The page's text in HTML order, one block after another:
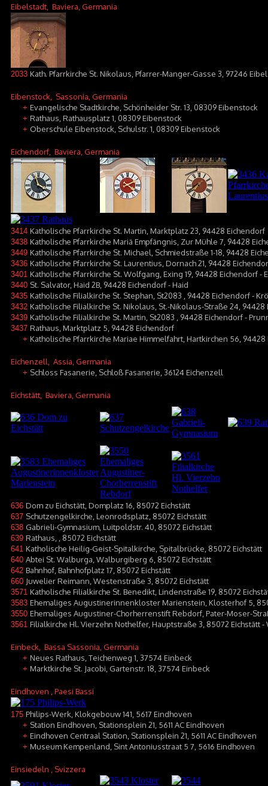
Eibelstadt , Baviera, Germania
2033 Kath. Pfarrkirche St. Nikolaus, Pfarrer-Manger-Gasse 3, 97246
Eibenstock , Sassonia, Germania
+ Evangelische Stadtkirche, Schönheider Str. 13, 08309 Eibenstock
+ Rathaus, Rathausplatz 1, 08309 Eibenstock
+ Oberschule Eibenstock, Schulstr. 1, 08309 Eibenstock
Eichendorf , Baviera, Germania
3414 Katholische Pfarrkirche St. Martin, Marktplatz 23, 94428 Eichendorf
3438 Katholische Pfarrkirche Mariä Empfängnis, Zur Mühle 7, 94428
3449 Katholische Pfarrkirche St. Michael, Schmiedstraße 1-18, 94428
3436 Katholische Pfarrkirche St. Laurentius, Dornach 21, 94428
3401 Katholische Pfarrkirche St. Wolfgang, Exing 19, 94428 Eichendorf -
3440 St. Salvator, Haid 2B, 94428 Eichendorf - Haid
3435 Katholische Filialkirche St. Stephan, St2083 , 94428 Eichendorf -
3432 Katholische Filialkirche St. Nikolaus, St.-Nikolaus-Straße 24,
3439 Katholische Filialkirche St. Martin, St2083 , 94428 Eichendorf -
3437 Rathaus, Marktplatz 5, 94428 Eichendorf
+ Katholische Pfarrkirche Mariae Himmelfahrt, Hartkirchen 56,
Eichenzell , Assia, Germania
+ Schloss Fasanerie, Schloß Fasanerie, 36124 Eichenzell
Eichstätt , Baviera, Germania
636 Dom zu Eichstätt, Domplatz 16, 85072 Eichstätt
637 Schutzengelkirche, Leonrodsplatz, 85072 Eichstätt
638 Gabrieli-Gymnasium, Luitpoldstr. 40, 85072 Eichstätt
639 Rathaus, , 85072 Eichstätt
641 Katholische Heilig-Geist-Spitalkirche, Spitalbrücke, 85072 Eichstätt
640 Abtei St. Walburga, Walburgiberg 6, 85072 Eichstätt
642 Bahnhof, Bahnhofplatz 17, 85072 Eichstätt
660 Juwelier Reimann, Westenstraße 3, 85072 Eichstätt
3571 Katholische Filialkirche St. Benedikt, Lindenstraße 19, 85072
3583 Ehemaliges Augustinerinnenkloster Marienstein, Klosterhof 5,
3550 Ehemaliges Augustiner-Chorherrenstift Rebdorf, Pater-Moser-
3561 Filialkirche Hl. Vierzehn Nothelfer, Hauptstraße 3, 85072 Eichstätt
Einbeck , Bassa Sassonia, Germania
+ Neues Rathaus, Teichenweg 1, 37574 Einbeck
+ Marktkirche St. Jacobi, Gartenstr. 18, 37574 Einbeck
Eindhoven , Paesi Bassi
175 Philips-Werk, Klokgebouw 141, 5617 Eindhoven
+ Station Eindhoven, Stationsplein 21, 5611 AC Eindhoven
+ Eindhoven Centraal Station, Stationsplein 21, 5611 AC Eindhoven
+ Museum Kempenland, Sint Antoniusstraat 5 7, 5616 Eindhoven
Einsiedeln , Svizzera